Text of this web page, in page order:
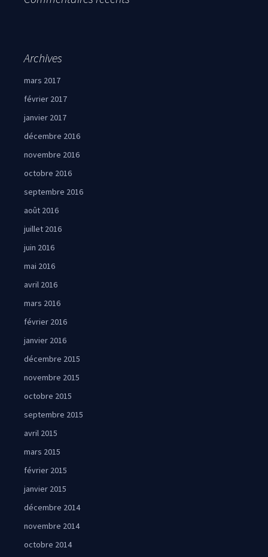
Archives
mars 2017
février 2017
janvier 2017
décembre 2016
novembre 2016
octobre 2016
septembre 2016
août 2016
juillet 2016
juin 2016
mai 2016
avril 2016
mars 2016
février 2016
janvier 2016
décembre 2015
novembre 2015
octobre 2015
septembre 2015
avril 2015
mars 2015
février 2015
janvier 2015
décembre 2014
novembre 2014
octobre 2014